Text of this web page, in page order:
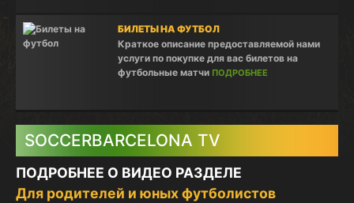
БИЛЕТЫ НА ФУТБОЛ
Краткое описание предоставляемой нами
услуги по покупке для вас билетов на
футбольные матчи ПОДРОБНЕЕ
SOCCERBARCELONA TV
ПОДРОБНЕЕ О ВИДЕО РАЗДЕЛЕ
Для родителей и юных футболистов